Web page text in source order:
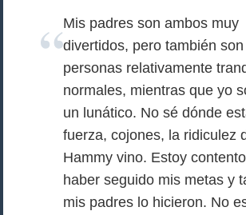
Mis padres son ambos muy
divertidos, pero también son
personas relativamente
normales, mientras que yo
un lunático. No sé dónde
fuerza, cojones, la ridiculez
Hammy vino. Estoy
haber seguido mis metas y
mis padres lo hicieron. No